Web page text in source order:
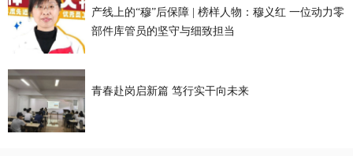
产线上的“穆”后保障 | 榜样人物：穆义红 一位动力零
部件库管员的坚守与细致担当
青春赴岗启新篇 笃行实干向未来